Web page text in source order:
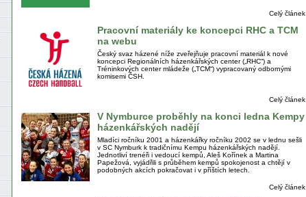
Celý článek
Pracovní materiály ke koncepci RHC a TCM
na webu
Český svaz házené níže zveřejňuje pracovní materiál k nové
koncepci Regionálních házenkářských center („RHC“) a
Tréninkových center mládeže („TCM“) vypracovaný odbornými
komisemi ČSH.
Celý článek
V Nymburce proběhly na konci ledna Kempy
házenkářských nadějí
Mladíci ročníku 2001 a házenkářky ročníku 2002 se v lednu sešli
v SC Nymburk k tradičnímu Kempu házenkářských nadějí.
Jednotliví trenéři i vedoucí kempů, Aleš Kořínek a Martina
Papežová, vyjádřili s průběhem kempů spokojenost a chtějí v
podobných akcích pokračovat i v příštích letech.
Celý článek